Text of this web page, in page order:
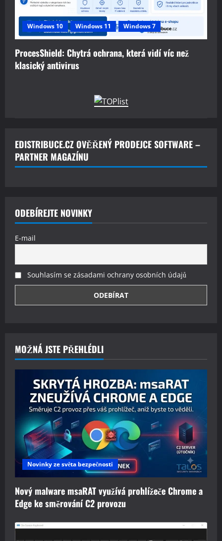
Windows 10 Windows 11 Windows 7
ProcesShield: Chytrá ochrana, která vidí víc než
klasický antivirus
EDISTRIBUCE.CZ OVĚŘENÝ PRODEJCE SOFTWARE –
PARTNER MAGAZÍNU
ODEBÍREJTE NOVINKY
E-mail
Souhlasím se zásadami ochrany osobních údajů
MOŽNÁ JSTE PŘEHLÉDLI
Novinky ze světa bezpečnosti
Nový malware msaRAT využívá prohlížeče Chrome a
Edge ke směrování C2 provozu